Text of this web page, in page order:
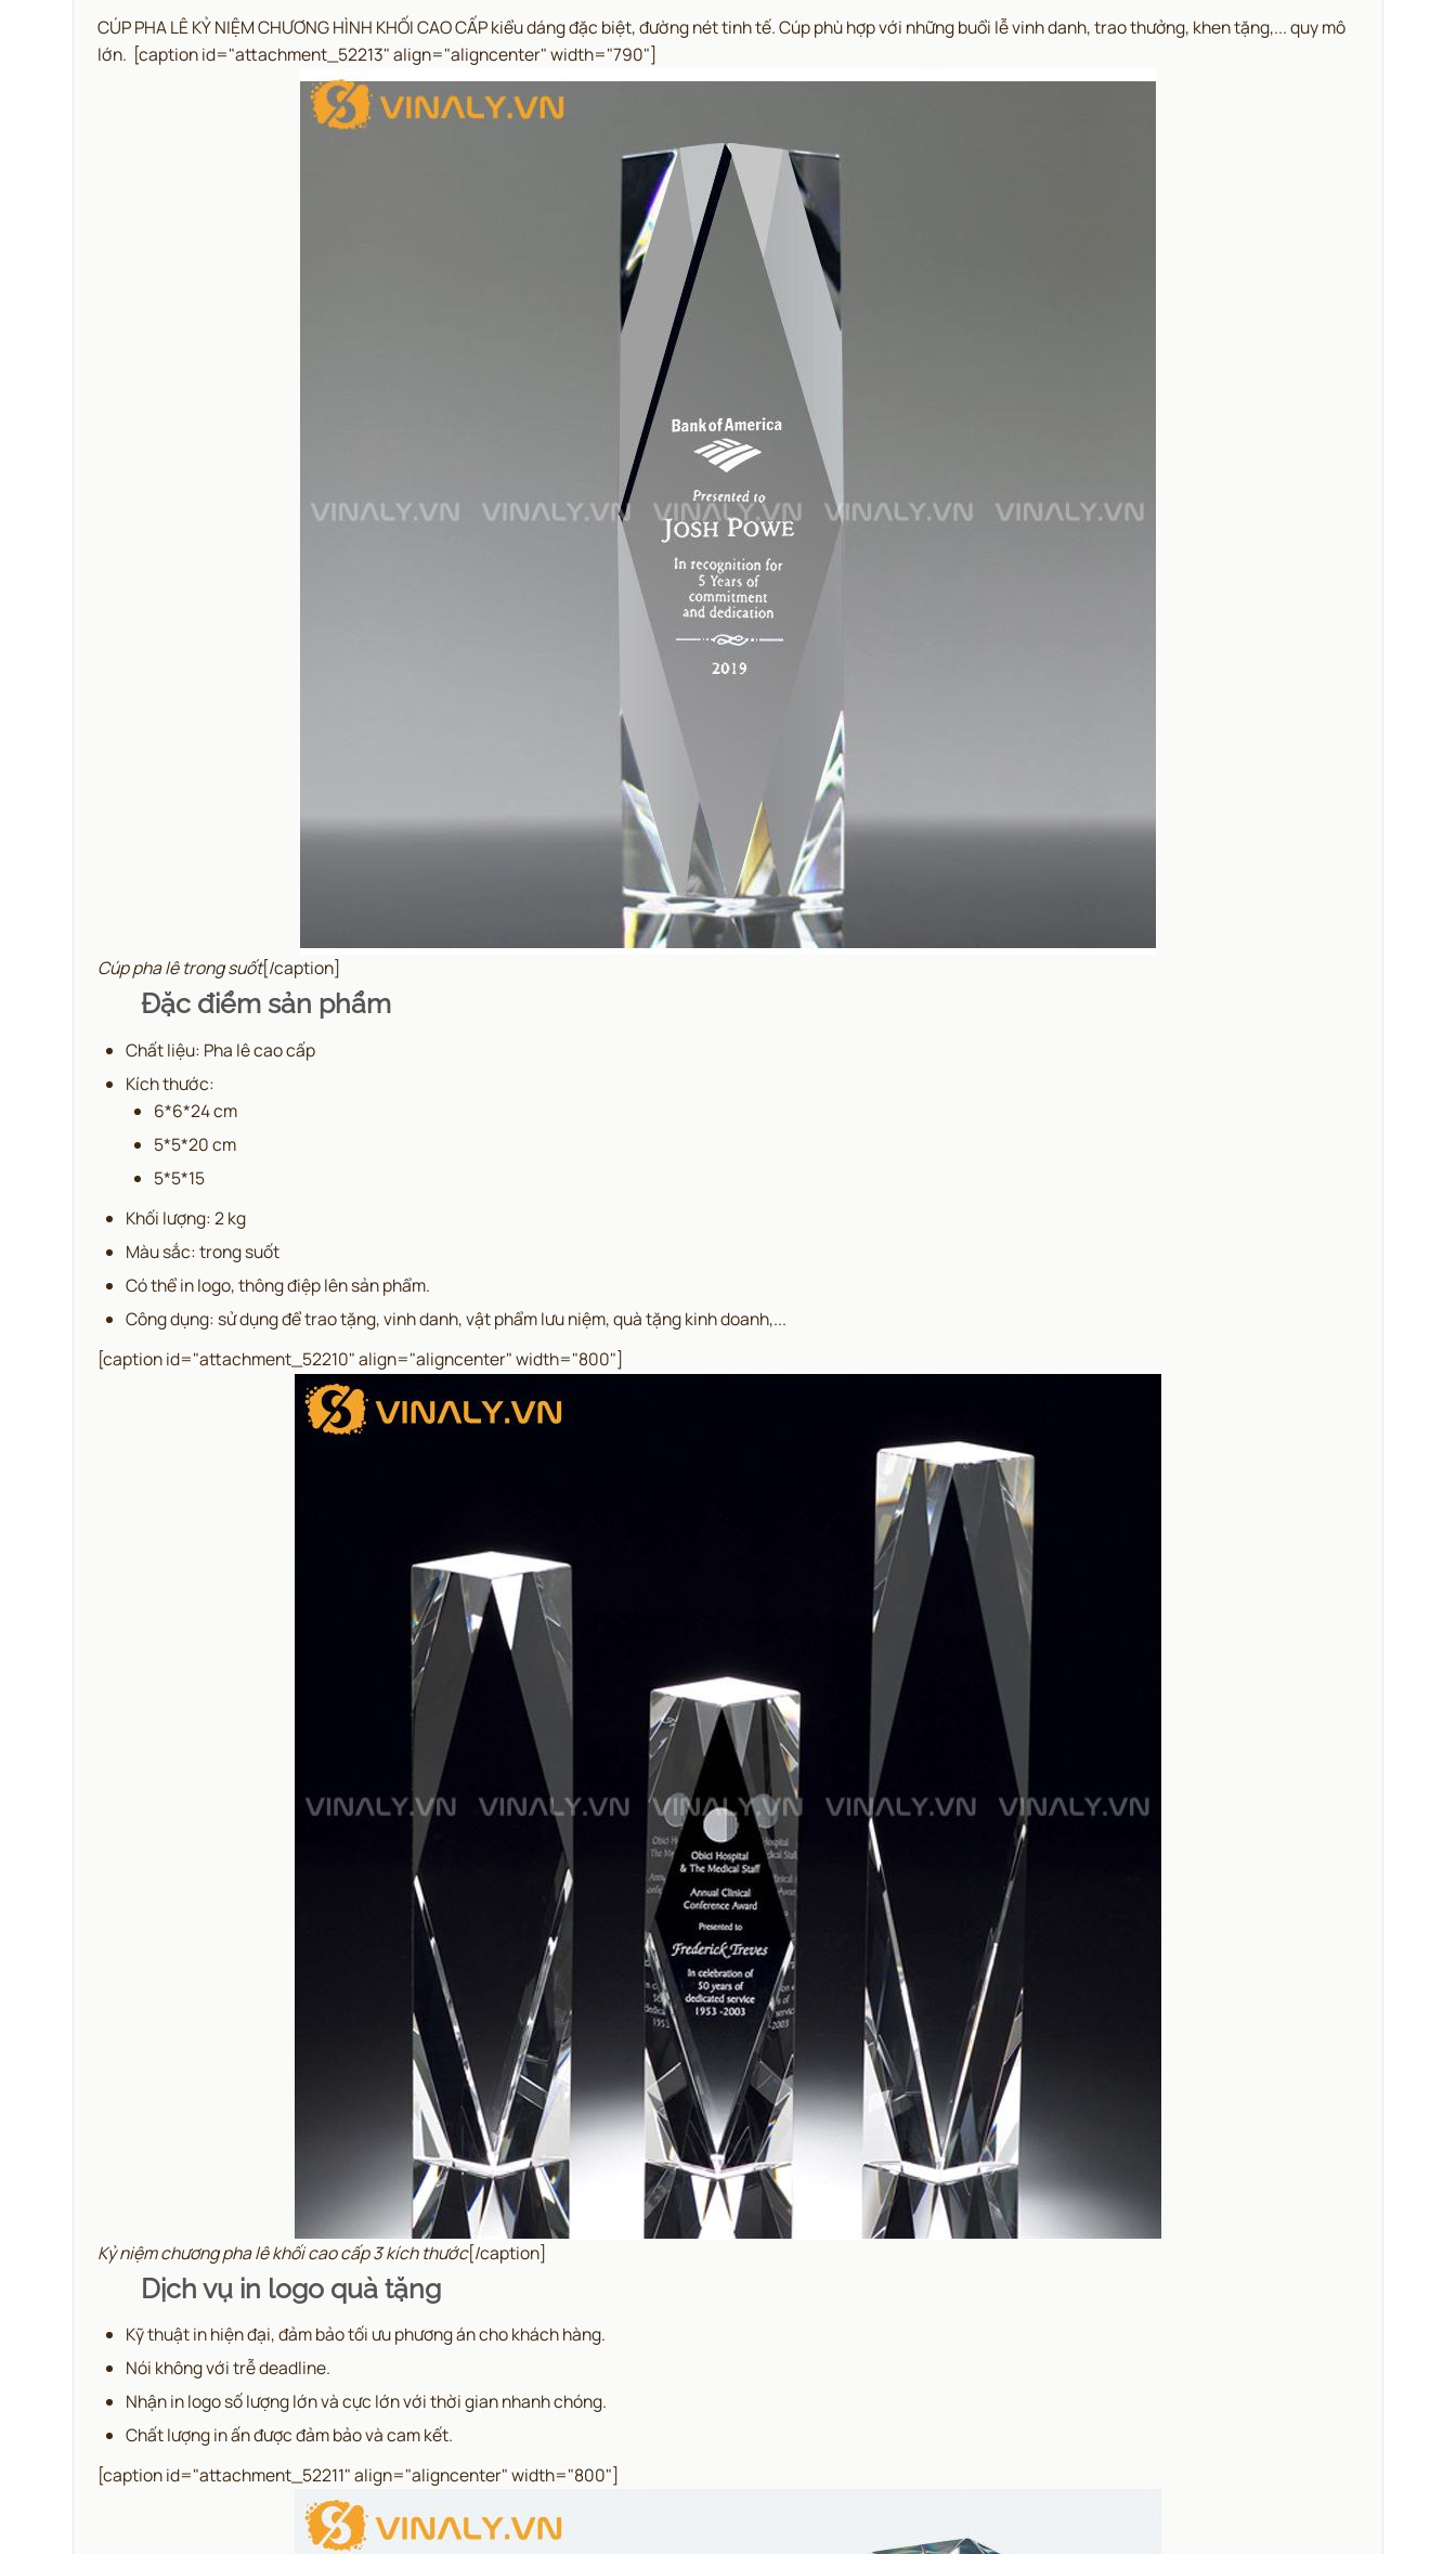
CÚP PHA LÊ KỶ NIỆM CHƯƠNG HÌNH KHỐI CAO CẤP kiểu dáng đặc biệt, đường nét tinh tế. Cúp phù hợp với những buổi lễ vinh danh, trao thưởng, khen tặng,... quy mô
lớn. [caption id="attachment_52213" align="aligncenter" width="790"]
Cúp pha lê trong suốt[/caption]
Đặc điểm sản phẩm
Chất liệu: Pha lê cao cấp
Kích thước:
6*6*24 cm
5*5*20 cm
5*5*15
Khối lượng: 2 kg
Màu sắc: trong suốt
Có thể in logo, thông điệp lên sản phẩm.
Công dụng: sử dụng để trao tặng, vinh danh, vật phẩm lưu niệm, quà tặng kinh doanh,...
[caption id="attachment_52210" align="aligncenter" width="800"]
Kỷ niệm chương pha lê khối cao cấp 3 kích thước[/caption]
Dịch vụ in logo quà tặng
Kỹ thuật in hiện đại, đảm bảo tối ưu phương án cho khách hàng.
Nói không với trễ deadline.
Nhận in logo số lượng lớn và cực lớn với thời gian nhanh chóng.
Chất lượng in ấn được đảm bảo và cam kết.
[caption id="attachment_52211" align="aligncenter" width="800"]